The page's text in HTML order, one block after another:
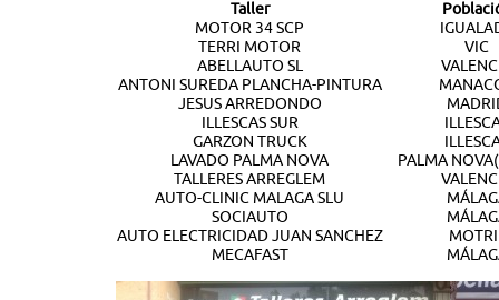
Taller
MOTOR 34 SCP
TERRI MOTOR
VIC
ABELLAUTO SL
ANTONI SUREDA PLANCHA-PINTURA
JESUS ARREDONDO
ILLESCAS SUR
GARZON TRUCK
LAVADO PALMA NOVA
PALMA
TALLERES ARREGLEM
AUTO-CLINIC MALAGA SLU
SOCIAUTO
AUTO ELECTRICIDAD JUAN SANCHEZ
MECAFAST